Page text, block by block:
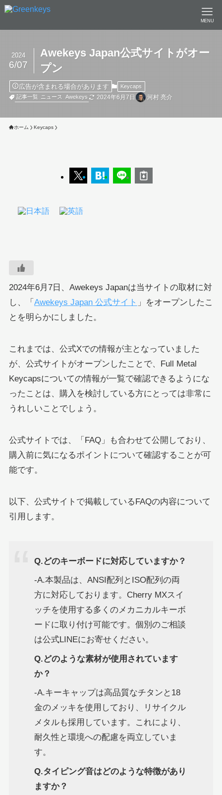
MENU
Awekeys Japan公式サイトがオー
プン
2024
6/07
広告が含まれる場合があります
Keycaps
記事一覧 ニュース Awekeys 2024年6月7日 河村 亮介
ホーム Keycaps
2024年6月7日、Awekeys Japanは当サイトの取材に対
し、「 Awekeys Japan 公式サイト 」をオープンしたこ
とを明らかにしました。
これまでは、公式Xでの情報が主となっていました
が、公式サイトがオープンしたことで、Full Metal
Keycapsについての情報が一覧で確認できるようにな
ったことは、購入を検討している方にとっては非常に
うれしいことでしょう。
公式サイトでは、「FAQ」も合わせて公開しており、
購入前に気になるポイントについて確認することが可
能です。
以下、公式サイトで掲載しているFAQの内容について
引用します。
Q.どのキーボードに対応していますか？
-A.本製品は、ANSI配列とISO配列の両
方に対応しております。Cherry MXスイ
ッチを使用する多くのメカニカルキーボ
ードに取り付け可能です。個別のご相談
は公式LINEにお寄せください。
Q.どのような素材が使用されています
か？
-A.キーキャップは高品質なチタンと18
金のメッキを使用しており、リサイクル
メタルも採用しています。これにより、
耐久性と環境への配慮を両立していま
す。
Q.タイピング音はどのような特徴があり
ますか？